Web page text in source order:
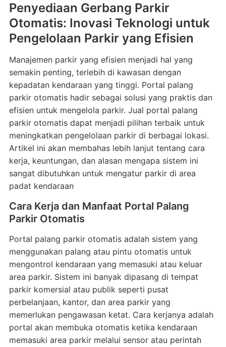
Penyediaan Gerbang Parkir
Otomatis: Inovasi Teknologi untuk
Pengelolaan Parkir yang Efisien
Manajemen parkir yang efisien menjadi hal yang
semakin penting, terlebih di kawasan dengan
kepadatan kendaraan yang tinggi. Portal palang
parkir otomatis hadir sebagai solusi yang praktis dan
efisien untuk mengelola parkir. Jual portal palang
parkir otomatis dapat menjadi pilihan terbaik untuk
meningkatkan pengelolaan parkir di berbagai lokasi.
Artikel ini akan membahas lebih lanjut tentang cara
kerja, keuntungan, dan alasan mengapa sistem ini
sangat dibutuhkan untuk mengatur parkir di area
padat kendaraan
Cara Kerja dan Manfaat Portal Palang
Parkir Otomatis
Portal palang parkir otomatis adalah sistem yang
menggunakan palang atau pintu otomatis untuk
mengontrol kendaraan yang memasuki atau keluar
area parkir. Sistem ini banyak dipasang di tempat
parkir komersial atau publik seperti pusat
perbelanjaan, kantor, dan area parkir yang
memerlukan pengawasan ketat. Cara kerjanya adalah
portal akan membuka otomatis ketika kendaraan
memasuki area parkir melalui sensor atau perintah